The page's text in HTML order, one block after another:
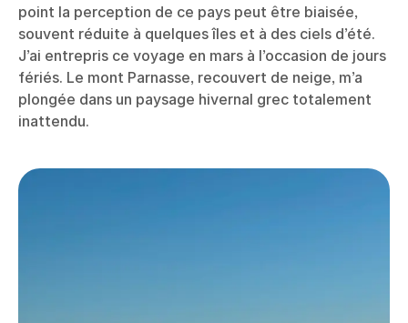
point la perception de ce pays peut être biaisée,
souvent réduite à quelques îles et à des ciels d’été.
J’ai entrepris ce voyage en mars à l’occasion de jours
fériés. Le mont Parnasse, recouvert de neige, m’a
plongée dans un paysage hivernal grec totalement
inattendu.